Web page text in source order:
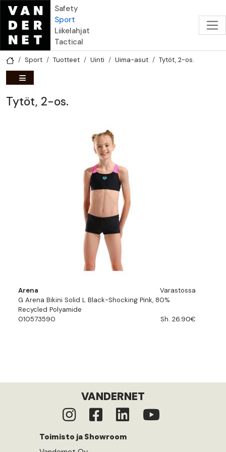
Hyppää pääsisältöön
Safety
Sport
Liikelahjat
Tactical
Sport Tuotteet Uinti Uima-asut Tytöt, 2-os.
Tytöt, 2-os.
Arena
Varastossa
G Arena Bikini Solid L Black-Shocking Pink, 80%
Recycled Polyamide
010573590
Sh. 26.90€
VANDERNET
Toimisto ja Showroom